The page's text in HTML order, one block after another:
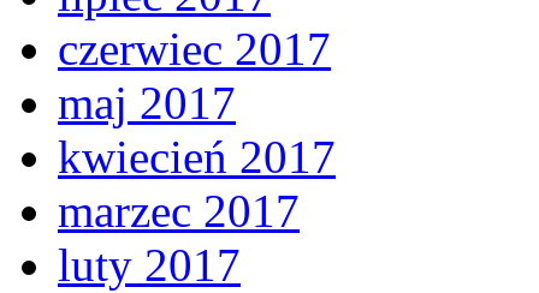
czerwiec 2017
maj 2017
kwiecień 2017
marzec 2017
luty 2017